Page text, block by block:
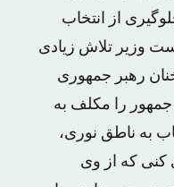
از انتخاب
وزیر تلاش زیادی
رهبر جمهوری
را مکلف به
به ناطق نوری،
کنی که از وی